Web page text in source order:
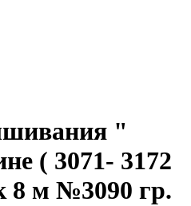
"
( 3071- 3172
8 м №3090 гр.